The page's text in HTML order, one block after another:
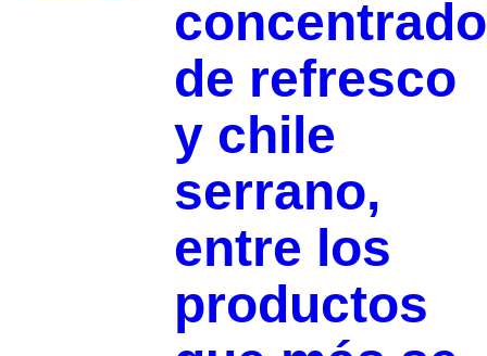
de refresco
y chile
serrano,
entre los
productos